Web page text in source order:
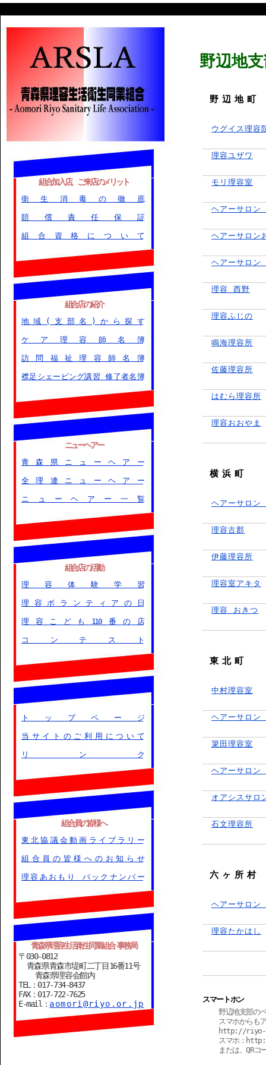
野辺地
野 辺 地 町
ウグイス理容
理容ユザワ
モリ理容室
ヘアーサロン
ヘアーサロン
ヘアーサロン
理容 西野
理容ふじの
鳴海理容所
佐藤理容所
はむら理容所
理容おおやま
横 浜 町
ヘアーサロン
理容古郡
伊藤理容所
理容室アキタ
理容 おきつ
東 北 町
中村理容室
ヘアーサロン
簗田理容室
ヘアーサロン
オアシスサロ
石文理容所
六 ヶ 所 村
ヘアーサロン
理容たかはし
スマートホン
野辺地支部の
スマホからも
http://riyo-
スマホ：
または、QRコ
組合加入店、ご来店のメリット
衛生消毒の徹底
賠償責任保証
組合資格について
組合店の紹介
地域(支部名)から探す
ケア理容師名簿
訪問福祉理容師名簿
襟足シェービング講習 修了者名簿
ニューヘアー
青森県ニューヘアー
全理連ニューヘアー
ニューヘアー一覧
組合店の活動
理容体験学習
理容ボランティアの日
理容こども110番の店
コンテスト
トップページ
当サイトのご利用について
リンク
組合員の皆様へ
東北協議会動画ライブラリー
組合員の皆様へのお知らせ
理容あおもり バックナンバー
青森県理容生活衛生同業組合 事務局
〒030-0812
青森県青森市堤町二丁目16番11号
青森県理容会館内
TEL：017-734-8437
FAX：017-722-7625
E-mail： aomori@riyo.or.jp